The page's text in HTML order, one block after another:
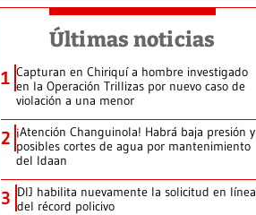
Últimas noticias
1 Capturan en Chiriquí a hombre investigado
en la Operación Trillizas por nuevo caso de
violación a una menor
2 ¡Atención Changuinola! Habrá baja presión y
posibles cortes de agua por mantenimiento
del Idaan
3 DIJ habilita nuevamente la solicitud en línea
del récord policivo